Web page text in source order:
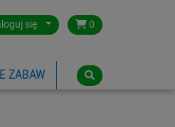
się 0
ZABAW